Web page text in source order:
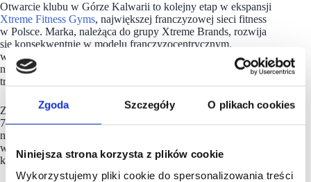
Zgoda Szczegóły O plikach cookies
Niniejsza strona korzysta z plików cookie
Wykorzystujemy pliki cookie do spersonalizowania treści
Otwarcie klubu w Górze Kalwarii to kolejny etap w ekspansji
Xtreme Fitness Gyms, największej franczyzowej sieci fitness
w Polsce. Marka, należąca do grupy Xtreme Brands, rozwija
się konsekwentnie w modelu franczyzocentrycznym,
wspierając lokalnych przedsiębiorców w tworzeniu
nowoczesnych, przyjaznych i rentownych przestrzeni
treningowych.
Z 127 klubami w całym kraju i ambitnym celem osiągnięcia
750 lokalizacji do 2030 roku,Xtreme Fitness Gyms
nie tylko wyznacza kierunki w branży fitness, ale także realnie
wpływa na rozwój lokalnych społeczności, dla których nowe
kluby stają się centrami aktywności, zdrowia i spotkań.